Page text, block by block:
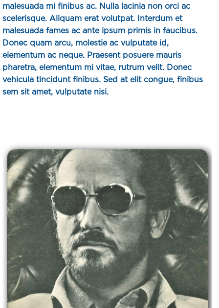
malesuada mi finibus ac. Nulla lacinia non orci ac
scelerisque. Aliquam erat volutpat. Interdum et
malesuada fames ac ante ipsum primis in faucibus.
Donec quam arcu, molestie ac vulputate id,
elementum ac neque. Praesent posuere mauris
pharetra, elementum mi vitae, rutrum velit. Donec
vehicula tincidunt finibus. Sed at elit congue, finibus
sem sit amet, vulputate nisi.